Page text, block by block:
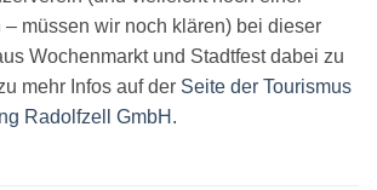
– müssen wir noch klären) bei dieser
Wochenmarkt und Stadtfest dabei zu
mehr Infos auf der Seite der Tourismus
Radolfzell GmbH.